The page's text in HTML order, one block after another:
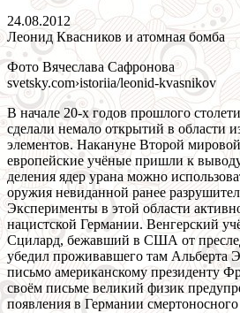
24.08.2012
Леонид Квасников и атомная бомба
Фото Вячеслава Сафронова
svetsky.com›istoriia/leonid-kvasnikov
В начале 20-х годов прошлого
сделали немало открытий в области
элементов. Накануне Второй
европейские учёные пришли к
деления ядер урана можно
оружия невиданной ранее
Эксперименты в этой области
нацистской Германии. Венгерский
Сцилард, бежавший в США от
убедил проживавшего там Альберта
письмо американскому президенту
своём письме великий физик
появления в Германии